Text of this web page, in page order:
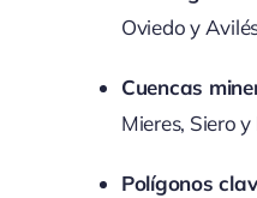
Oviedo y
Cuencas
Mieres, Siero
Polígonos